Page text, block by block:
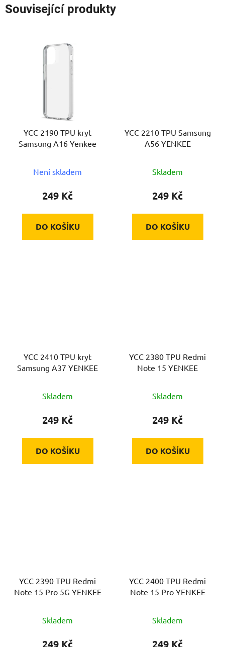
Související produkty
YCC 2190 TPU kryt
Samsung A16 Yenkee
Není skladem
249 Kč
DO KOŠÍKU
YCC 2210 TPU Samsung
A56 YENKEE
Skladem
249 Kč
DO KOŠÍKU
YCC 2410 TPU kryt
Samsung A37 YENKEE
Skladem
249 Kč
DO KOŠÍKU
YCC 2380 TPU Redmi
Note 15 YENKEE
Skladem
249 Kč
DO KOŠÍKU
YCC 2390 TPU Redmi
Note 15 Pro 5G YENKEE
Skladem
249 Kč
YCC 2400 TPU Redmi
Note 15 Pro YENKEE
Skladem
249 Kč